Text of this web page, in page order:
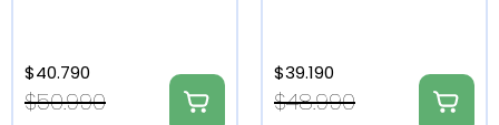
$50.990
$40.790
$48.990
$39.190